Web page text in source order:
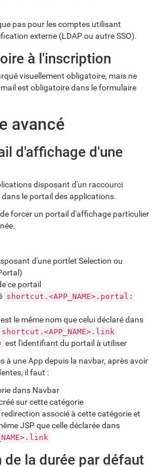
pas pour les comptes utilisant
externe (LDAP ou autre SSO).
à l'inscription
visuellement obligatoire, mais ne
est obligatoire dans le formulaire
avancé
d'affichage d'une
disposant d'un raccourci
le portail des applications.
forcer un portail d'affichage particulier
d'une portlet Selection ou
ce portail
shortcut.<APP_NAME>.portal:
est le même nom que celui déclaré dans
shortcut.<APP_NAME>.link
est l'identifiant du portail à utiliser
à une App depuis la navbar, après avoir
il faut :
dans Navbar
sur cette catégorie
associé à cette catégorie et
JSP que celle déclarée dans
la durée par défaut